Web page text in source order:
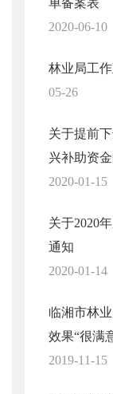
单备案表
2020-06-10
林业局工
05-26
关于提前
兴补助资
2020-01-15
关于2020
通知
2020-01-14
临湘市林
效果“很满
2019-11-15